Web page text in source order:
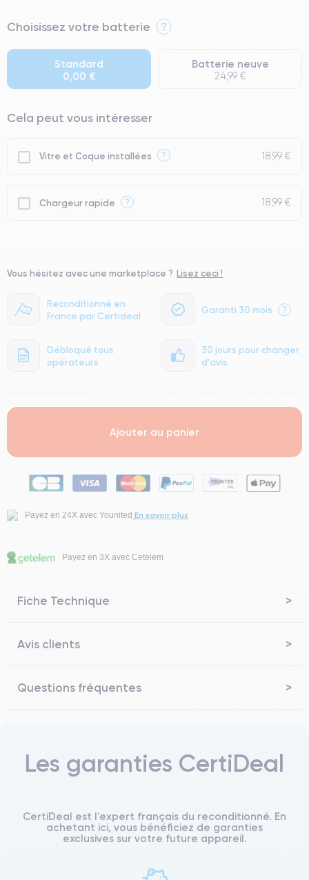
Reconditionné en
France par Certideal
Garanti 30 mois ?
Débloqué tous
opérateurs
30 jours pour changer
d'avis
⭐ Premium
● Batterie : usage intensif.
● Seuls 5% de nos téléphones ont un grade Premium.
Choisissez votre batterie ?
Standard
0,00 €
Batterie neuve
24,99 €
Cela peut vous intéresser
Vitre et Coque installées ? 18,99 €
Chargeur rapide ? 18,99 €
Vous hésitez avec une marketplace ? Lisez ceci !
Ajouter au panier
Payez en 24X avec Younited En savoir plus
Payez en 3X avec Cetelem
Fiche Technique
Avis clients
Questions fréquentes
Les garanties CertiDeal
CertiDeal est l'expert français du reconditionné. En
achetant ici, vous bénéficiez de garanties
exclusives sur votre future appareil.